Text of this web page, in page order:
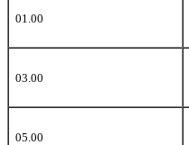
01.00
03.00
05.00